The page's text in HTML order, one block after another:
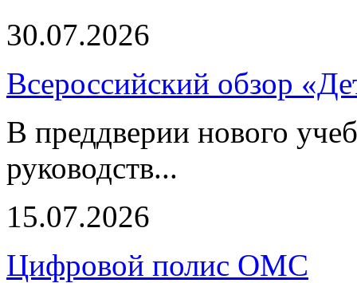
30.07.2026
Всероссийский обзор
В преддверии нового
руководств...
15.07.2026
Цифровой полис ОМС